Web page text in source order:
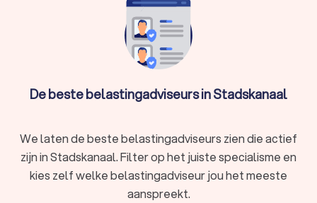
keuze voor het belastingadvies. We kunnen je ook helpen
door direct prijsopgaven aan te vragen bij verschillende
belastingadviseurs. Zo kun je eenvoudig de
belastingadviseurs vergelijken en de juiste belastingadviseur
inschakelen voor je belastingzaken.
De beste belastingadviseurs in Stadskanaal
We laten de beste belastingadviseurs zien die actief
zijn in Stadskanaal. Filter op het juiste specialisme en
kies zelf welke belastingadviseur jou het meeste
aanspreekt.